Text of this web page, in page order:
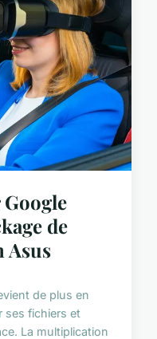
de
Asus
de plus en
ses fichiers et
La multiplication